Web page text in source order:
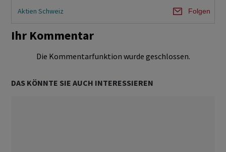
Aktien Schweiz Folgen
Ihr Kommentar
Die Kommentarfunktion wurde geschlossen.
DAS KÖNNTE SIE AUCH INTERESSIEREN